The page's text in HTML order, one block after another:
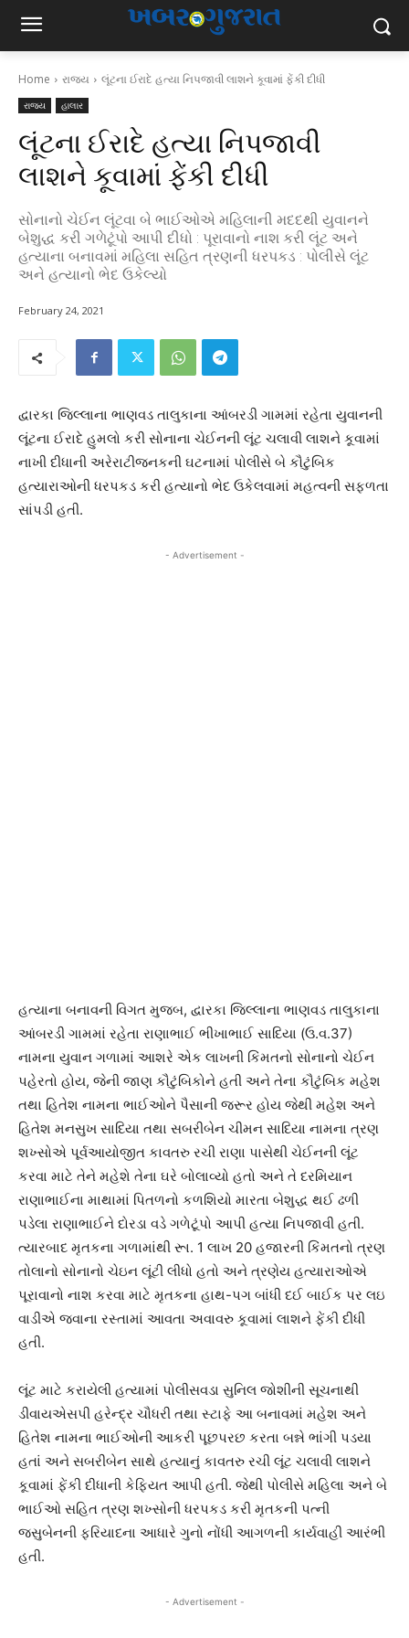
Home રાજ્ય લૂંટના ઈરાદે હત્યા નિપજાવી લાશને કૂવામાં ફેંકી દીધી
રાજ્ય હાલાર
લૂંટના ઈરાદે હત્યા નિપજાવી
લાશને કૂવામાં ફેંકી દીધી
સોનાનો ચેઈન લૂંટવા બે ભાઈઓએ મહિલાની મદદથી યુવાનને
બેશુદ્ધ કરી ગળેટૂંપો આપી દીધો : પૂરાવાનો નાશ કરી લૂંટ અને
હત્યાના બનાવમાં મહિલા સહિત ત્રણની ધરપકડ : પોલીસે લૂંટ
અને હત્યાનો ભેદ ઉકેલ્યો
February 24, 2021
દ્વારકા જિલ્લાના ભાણવડ તાલુકાના આંબરડી ગામમાં રહેતા યુવાનની
લૂંટના ઈરાદે હુમલો કરી સોનાના ચેઈનની લૂંટ ચલાવી લાશને કૂવામાં
નાખી દીધાની અરેરાટીજનકની ઘટનામાં પોલીસે બે કૌટુંબિક
હત્યારાઓની ધરપકડ કરી હત્યાનો ભેદ ઉકેલવામાં મહત્વની સફળતા
સાંપડી હતી.
- Advertisement -
હત્યાના બનાવની વિગત મુજબ, દ્વારકા જિલ્લાના ભાણવડ તાલુકાના
આંબરડી ગામમાં રહેતા રાણાભાઈ ભીખાભાઈ સાદિયા (ઉ.વ.37)
નામના યુવાન ગળામાં આશરે એક લાખની કિંમતનો સોનાનો ચેઈન
પહેરતો હોય, જેની જાણ કૌટુંબિકોને હતી અને તેના કૌટુંબિક મહેશ
તથા હિતેશ નામના ભાઈઓને પૈસાની જરૂર હોય જેથી મહેશ અને
હિતેશ મનસુખ સાદિયા તથા સબરીબેન ચીમન સાદિયા નામના ત્રણ
શખ્સોએ પૂર્વઆયોજીત કાવતરુ રચી રાણા પાસેથી ચેઈનની લૂંટ
કરવા માટે તેને મહેશે તેના ઘરે બોલાવ્યો હતો અને તે દરમિયાન
રાણાભાઈના માથામાં પિતળનો કળશિયો મારતા બેશુદ્ધ થઈ ઢળી
પડેલા રાણાભાઈને દોરડા વડે ગળેટૂંપો આપી હત્યા નિપજાવી હતી.
ત્યારબાદ મૃતકના ગળામાંથી રૂા. 1 લાખ 20 હજારની કિંમતનો ત્રણ
તોલાનો સોનાનો ચેઇન લૂંટી લીધો હતો અને ત્રણેય હત્યારાઓએ
પૂરાવાનો નાશ કરવા માટે મૃતકના હાથ-પગ બાંધી દઈ બાઈક પર લઇ
વાડીએ જવાના રસ્તામાં આવતા અવાવરુ કૂવામાં લાશને ફેંકી દીધી
હતી.
લૂંટ માટે કરાયેલી હત્યામાં પોલીસવડા સુનિલ જોશીની સૂચનાથી
ડીવાયએસપી હરેન્દ્ર ચૌધરી તથા સ્ટાફે આ બનાવમાં મહેશ અને
હિતેશ નામના ભાઈઓની આકરી પૂછપરછ કરતા બન્ને ભાંગી પડયા
હતાં અને સબરીબેન સાથે હત્યાનું કાવતરુ રચી લૂંટ ચલાવી લાશને
કૂવામાં ફેંકી દીધાની કેફિયત આપી હતી. જેથી પોલીસે મહિલા અને બે
ભાઈઓ સહિત ત્રણ શખ્સોની ધરપકડ કરી મૃતકની પત્ની
જસુબેનની ફરિયાદના આધારે ગુનો નોંધી આગળની કાર્યવાહી આરંભી
હતી.
- Advertisement -